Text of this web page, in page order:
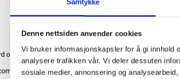
Samtykke
Denne nettsiden anvender cookies
Vi bruker informasjonskapsler for å gi innhold
analysere trafikken vår. Vi deler dessuten
sosiale medier, annonsering og
og bilde